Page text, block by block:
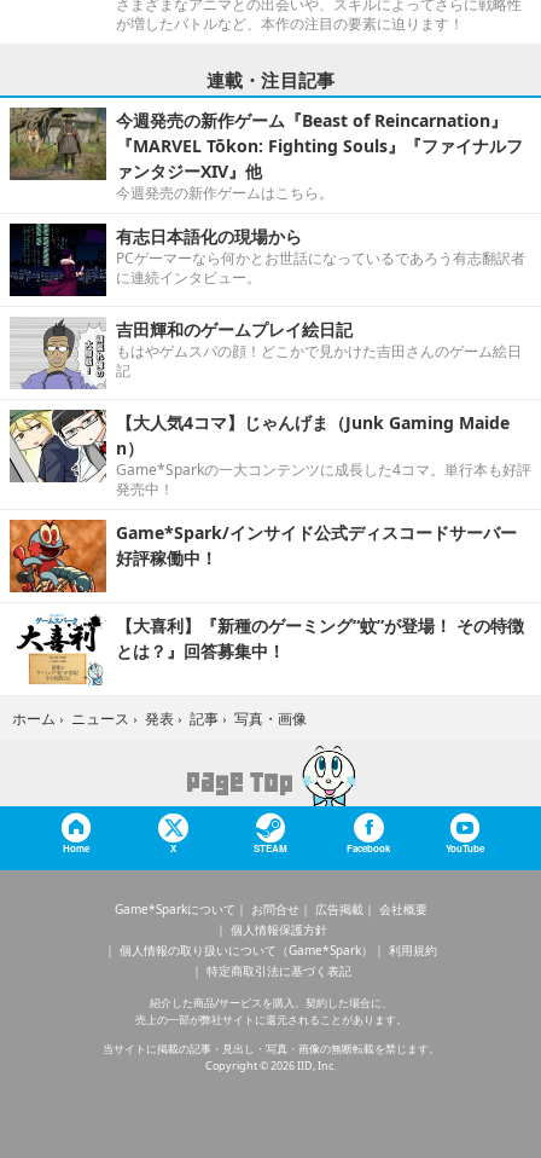
さまざまなアニマとの出会いや、スキルによってさらに戦略性
が増したバトルなど、本作の注目の要素に迫ります！
連載・注目記事
今週発売の新作ゲーム『Beast of Reincarnation』
『MARVEL Tōkon: Fighting Souls』『ファイナルフ
ァンタジーXIV』他
今週発売の新作ゲームはこちら。
有志日本語化の現場から
PCゲーマーなら何かとお世話になっているであろう有志翻訳者
に連続インタビュー。
吉田輝和のゲームプレイ絵日記
もはやゲムスパの顔！どこかで見かけた吉田さんのゲーム絵日
記
【大人気4コマ】じゃんげま（Junk Gaming Maide
n）
Game*Sparkの一大コンテンツに成長した4コマ。単行本も好評
発売中！
Game*Spark/インサイド公式ディスコードサーバー
好評稼働中！
【大喜利】『新種のゲーミング“蚊”が登場！ その特徴
とは？』回答募集中！
ホーム › ニュース › 発表 › 記事 › 写真・画像
Home X STEAM Facebook YouTube
Game*Sparkについて お問合せ 広告掲載
会社概要
個人情報保護方針
個人情報の取り扱いについて（Game*Spark）
利用規約
特定商取引法に基づく表記
紹介した商品/サービスを購入、契約した場合に、
売上の一部が弊社サイトに還元されることがあります。
当サイトに掲載の記事・見出し・写真・画像の無断転載を禁じます。
Copyright © 2026 IID, Inc.